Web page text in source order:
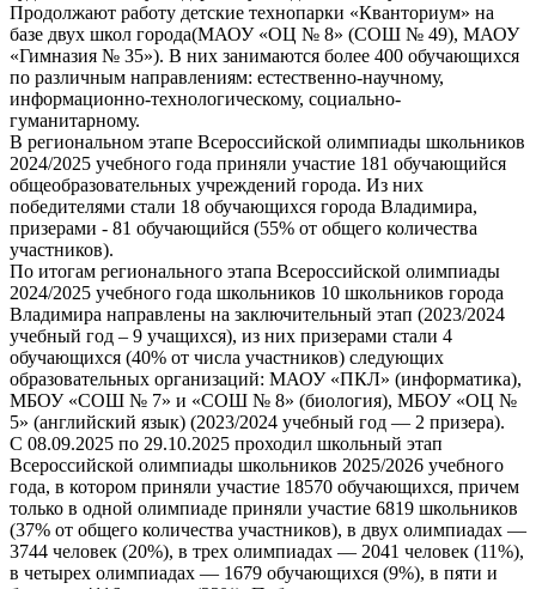
Продолжают работу детские технопарки «Кванториум» на
базе двух школ города(МАОУ «ОЦ № 8» (СОШ № 49), МАОУ
«Гимназия № 35»). В них занимаются более 400 обучающихся
по различным направлениям: естественно-научному,
информационно-технологическому, социально-
гуманитарному.
В региональном этапе Всероссийской олимпиады школьников
2024/2025 учебного года приняли участие 181 обучающийся
общеобразовательных учреждений города. Из них
победителями стали 18 обучающихся города Владимира,
призерами - 81 обучающийся (55% от общего количества
участников).
По итогам регионального этапа Всероссийской олимпиады
2024/2025 учебного года школьников 10 школьников города
Владимира направлены на заключительный этап (2023/2024
учебный год – 9 учащихся), из них призерами стали 4
обучающихся (40% от числа участников) следующих
образовательных организаций: МАОУ «ПКЛ» (информатика),
МБОУ «СОШ № 7» и «СОШ № 8» (биология), МБОУ «ОЦ №
5» (английский язык) (2023/2024 учебный год — 2 призера).
С 08.09.2025 по 29.10.2025 проходил школьный этап
Всероссийской олимпиады школьников 2025/2026 учебного
года, в котором приняли участие 18570 обучающихся, причем
только в одной олимпиаде приняли участие 6819 школьников
(37% от общего количества участников), в двух олимпиадах —
3744 человек (20%), в трех олимпиадах — 2041 человек (11%),
в четырех олимпиадах — 1679 обучающихся (9%), в пяти и